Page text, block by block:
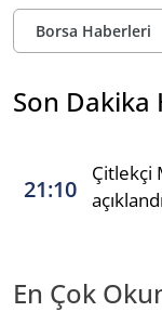
Borsa Haberleri
Son
21:10
Çitlekçi
açıklandı
En Çok